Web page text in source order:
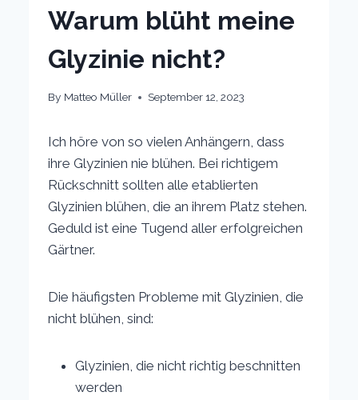
Warum blüht meine
Glyzinie nicht?
By Matteo Müller September 12, 2023
Ich höre von so vielen Anhängern, dass
ihre Glyzinien nie blühen. Bei richtigem
Rückschnitt sollten alle etablierten
Glyzinien blühen, die an ihrem Platz stehen.
Geduld ist eine Tugend aller erfolgreichen
Gärtner.
Die häufigsten Probleme mit Glyzinien, die
nicht blühen, sind:
Glyzinien, die nicht richtig beschnitten
werden